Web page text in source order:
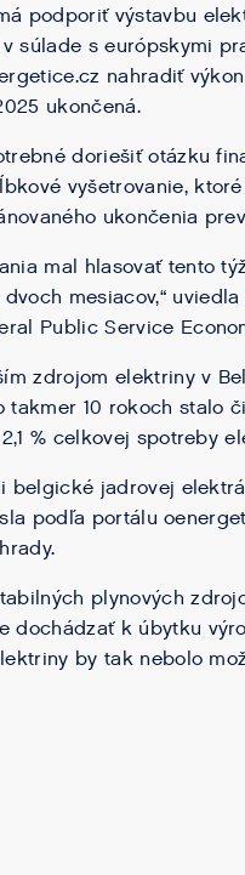
podporiť výstavbu
súlade s európskymi
nahradiť
ukončená.
doriešiť otázku
vyšetrovanie,
ukončenia
mal hlasovať tento
mesiacov,“
Public Service
zdrojom elektriny v
10 rokoch stalo
% celkovej spotreby
jadrovej
podľa portálu
plynových
dochádzať k úbytku
by tak nebolo